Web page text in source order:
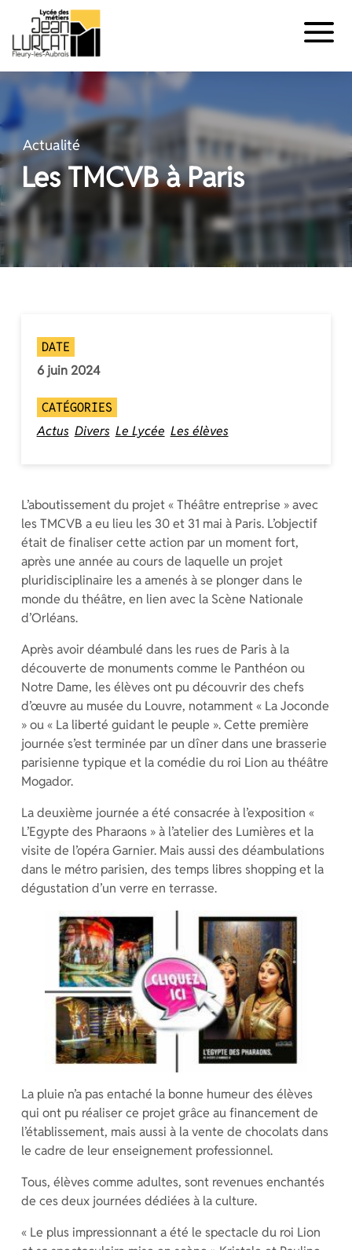
contenu
Actualité
Les TMCVB à Paris
DATE
6 juin 2024
CATÉGORIES
Actus Divers Le Lycée Les élèves
L’aboutissement du projet « Théâtre entreprise » avec
les TMCVB a eu lieu les 30 et 31 mai à Paris. L’objectif
était de finaliser cette action par un moment fort,
après une année au cours de laquelle un projet
pluridisciplinaire les a amenés à se plonger dans le
monde du théâtre, en lien avec la Scène Nationale
d’Orléans.
Après avoir déambulé dans les rues de Paris à la
découverte de monuments comme le Panthéon ou
Notre Dame, les élèves ont pu découvrir des chefs
d’œuvre au musée du Louvre, notamment « La Joconde
» ou « La liberté guidant le peuple ». Cette première
journée s’est terminée par un dîner dans une brasserie
parisienne typique et la comédie du roi Lion au théâtre
Mogador.
La deuxième journée a été consacrée à l’exposition «
L’Egypte des Pharaons » à l’atelier des Lumières et la
visite de l’opéra Garnier. Mais aussi des déambulations
dans le métro parisien, des temps libres shopping et la
dégustation d’un verre en terrasse.
La pluie n’a pas entaché la bonne humeur des élèves
qui ont pu réaliser ce projet grâce au financement de
l’établissement, mais aussi à la vente de chocolats dans
le cadre de leur enseignement professionnel.
Tous, élèves comme adultes, sont revenues enchantés
de ces deux journées dédiées à la culture.
« Le plus impressionnant a été le spectacle du roi Lion
Panneau de gestion des cookies